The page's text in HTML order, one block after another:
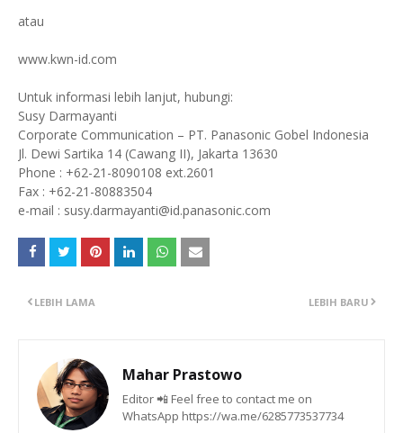
atau
www.kwn-id.com
Untuk informasi lebih lanjut, hubungi:
Susy Darmayanti
Corporate Communication – PT. Panasonic Gobel Indonesia
Jl. Dewi Sartika 14 (Cawang II), Jakarta 13630
Phone : +62-21-8090108 ext.2601
Fax : +62-21-80883504
e-mail : susy.darmayanti@id.panasonic.com
LEBIH BARU
LEBIH LAMA
Mahar Prastowo
Editor 📲 Feel free to contact me on
WhatsApp https://wa.me/6285773537734